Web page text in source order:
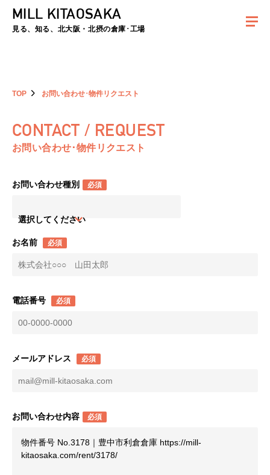
夏季休暇のお知らせ：2026年8月8日(土)～8月16日(日)まで休業とさせていた
MILL KITAOSAKA
見る、知る、北大阪・北摂の倉庫･工場
TOP お問い合わせ･物件リクエスト
CONTACT / REQUEST
お問い合わせ･物件リクエスト
お問い合わせ種別 必須
選択してください
お名前 必須
電話番号 必須
メールアドレス 必須
お問い合わせ内容 必須